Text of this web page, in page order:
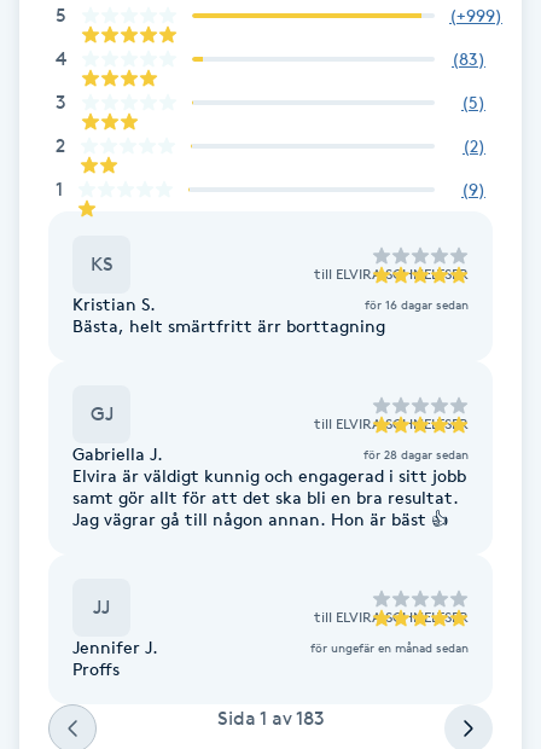
Extensions
Extensions borttagning
Eyeliner-tatuering
Face framing
Fettreducering
Fotmassage
5 (+999)
4 (83)
3 (5)
2 (2)
1 (9)
KS till ELVIRA SCHNELTSER
Kristian S. för 16 dagar sedan
Bästa, helt smärtfritt ärr borttagning
GJ till ELVIRA SCHNELTSER
Gabriella J. för 28 dagar sedan
Elvira är väldigt kunnig och engagerad i sitt jobb
samt gör allt för att det ska bli en bra resultat.
Jag vägrar gå till någon annan. Hon är bäst 👍
JJ till ELVIRA SCHNELTSER
Jennifer J. för ungefär en månad sedan
Proffs
Sida 1 av183